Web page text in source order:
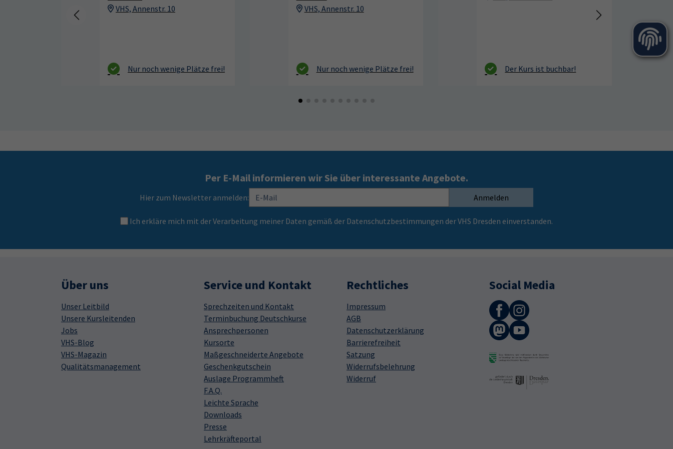
VHS, Annenstr. 10
Per E-Mail informieren wir Sie über interessante Angebote.
Hier zum Newsletter anmelden: Anmelden
Ich erkläre mich mit der Verarbeitung meiner Daten gemäß der Datenschutzbestimmungen der VHS Dresden einverstanden.
Über uns
Unser Leitbild
Unsere Kursleitenden
Jobs
VHS-Blog
VHS-Magazin
Qualitätsmanagement
Service und Kontakt
Sprechzeiten und Kontakt
Terminbuchung Deutschkurse
Ansprechpersonen
Kursorte
Maßgeschneiderte Angebote
Geschenkgutschein
Auslage Programmheft
F.A.Q.
Leichte Sprache
Downloads
Presse
Lehrkräfteportal
Rechtliches
Impressum
AGB
Datenschutzerklärung
Barrierefreiheit
Satzung
Widerrufsbelehrung
Widerruf
Social Media